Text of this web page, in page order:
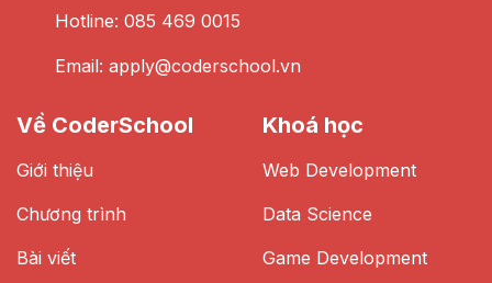
Hotline: 085 469 0015
Email: apply@coderschool.vn
Về CoderSchool
Giới thiệu
Chương trình
Bài viết
Khoá học
Web Development
Data Science
Game Development